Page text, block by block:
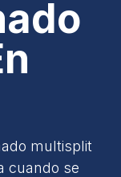
multisplit
cuando se